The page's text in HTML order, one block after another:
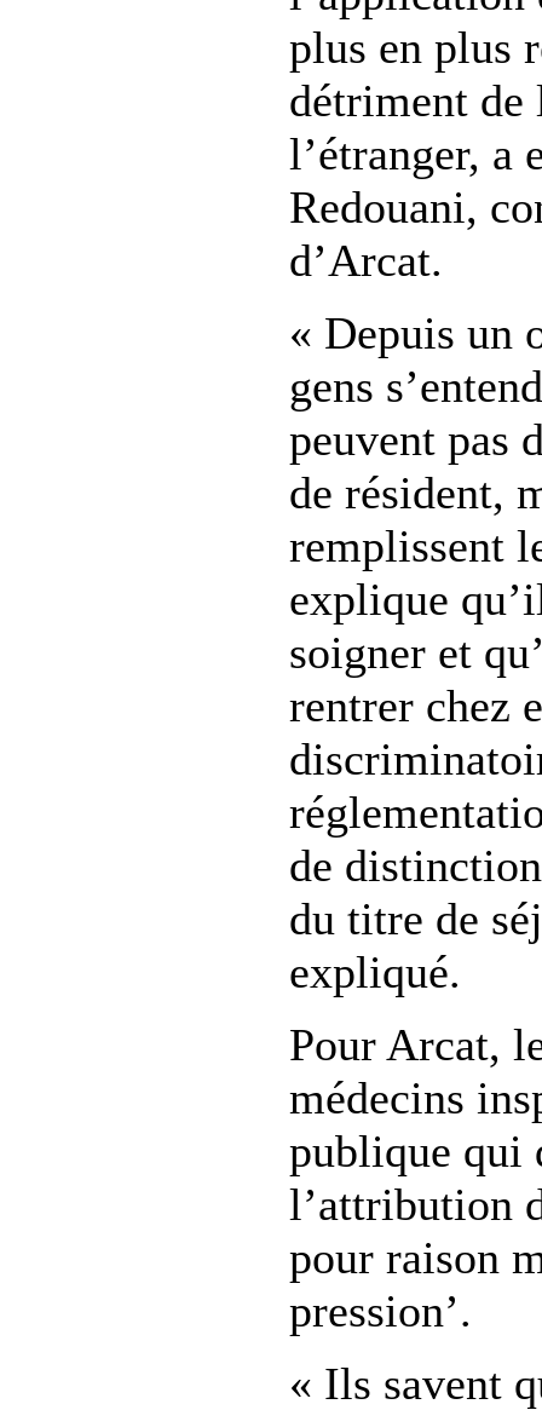
plus en plus
détriment de
l’étranger, a
Redouani,
d’Arcat.
« Depuis un
gens
peuvent pas
de résident,
remplissent
explique
soigner et
rentrer chez
de
du titre de
expliqué.
Pour Arcat,
médecins
publique qui
l’attribution
pour raison
pression’.
« Ils savent